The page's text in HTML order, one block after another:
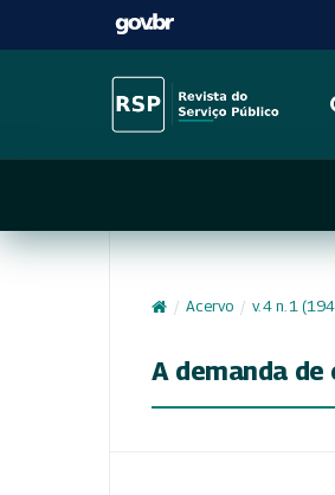
/ Acervo / v. 4 n. 1
A demanda